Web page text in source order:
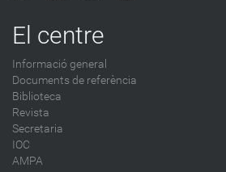
El centre
Informació general
Documents de referència
Biblioteca
Revista
Secretaria
IOC
AMPA